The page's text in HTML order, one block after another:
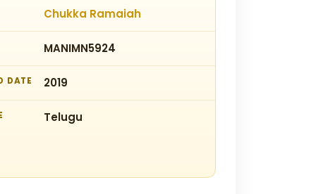
Chukka Ramaiah
MANIMN5924
DATE 2019
Telugu